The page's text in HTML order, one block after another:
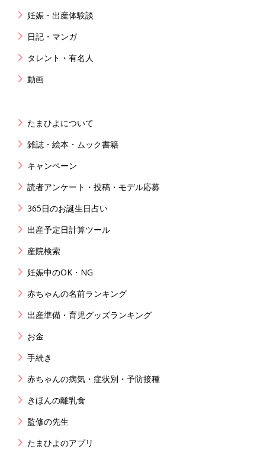
妊娠・出産体験談
日記・マンガ
タレント・有名人
動画
たまひよについて
雑誌・絵本・ムック書籍
キャンペーン
読者アンケート・投稿・モデル応募
365日のお誕生日占い
出産予定日計算ツール
産院検索
妊娠中のOK・NG
赤ちゃんの名前ランキング
出産準備・育児グッズランキング
お金
手続き
赤ちゃんの病気・症状別・予防接種
きほんの離乳食
監修の先生
たまひよのアプリ